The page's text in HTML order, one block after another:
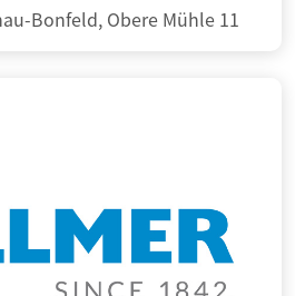
Bonfeld, Obere Mühle 11